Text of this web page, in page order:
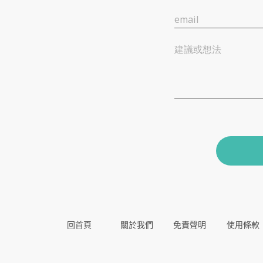
email
建議或想法
回首頁 關於我們 免責聲明 使用條款